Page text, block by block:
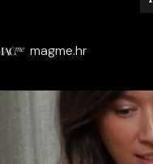
magme.hr